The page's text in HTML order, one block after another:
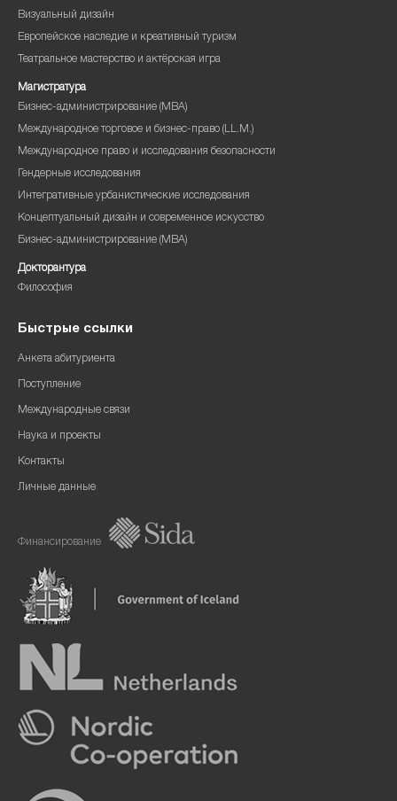
Визуальный дизайн
Европейское наследие и креативный туризм
Театральное мастерство и актёрская игра
Магистратура
Бизнес-администрирование (MBA)
Международное торговое и бизнес-право (LL.M.)
Международное право и исследования безопасности
Гендерные исследования
Интегративные урбанистические исследования
Концептуальный дизайн и современное искусство
Бизнес-администрирование (MBA)
Докторантура
Философия
Быстрые ссылки
Анкета абитуриента
Поступление
Международные связи
Наука и проекты
Контакты
Личные данные
Финансирование